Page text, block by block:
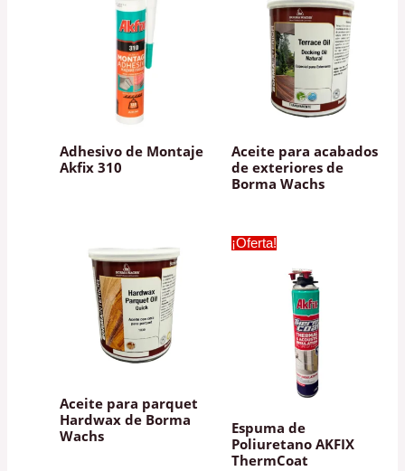
Adhesivo de Montaje
Akfix 310
Aceite para acabados
de exteriores de
Borma Wachs
Aceite para parquet
Hardwax de Borma
Wachs
¡Oferta!
Espuma de
Poliuretano AKFIX
ThermCoat